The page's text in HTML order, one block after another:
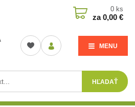
MENU
HĽADAŤ
0 ks
za0,00 €